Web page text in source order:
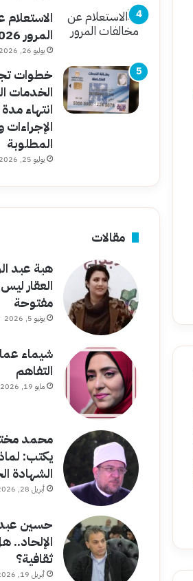
المرور 2026 برقم اللوحة
يوليو 26, 2026
خطوات
الخدمات
انتهاء
الإجراءات
المطلوبة
يوليو 25, 2026
مقالات
هبة عبد
العقار
مفتوحة
يونيو 5, 2026
شيماء
التفاهم
مايو 19, 2026
محمد
يكتب:
الشهادة
أبريل 28, 2026
حسين عبد
ثقافية؟
أبريل 19, 2026